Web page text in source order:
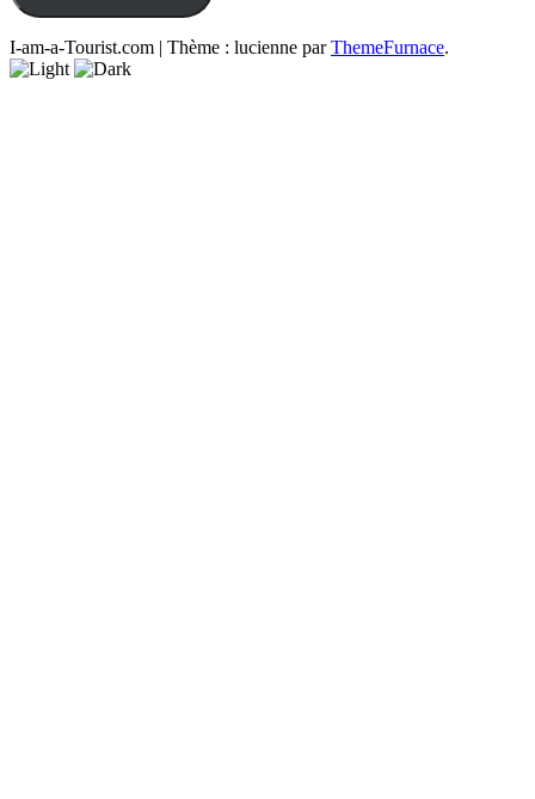
I-am-a-Tourist.com | Thème : lucienne parThemeFurnace.